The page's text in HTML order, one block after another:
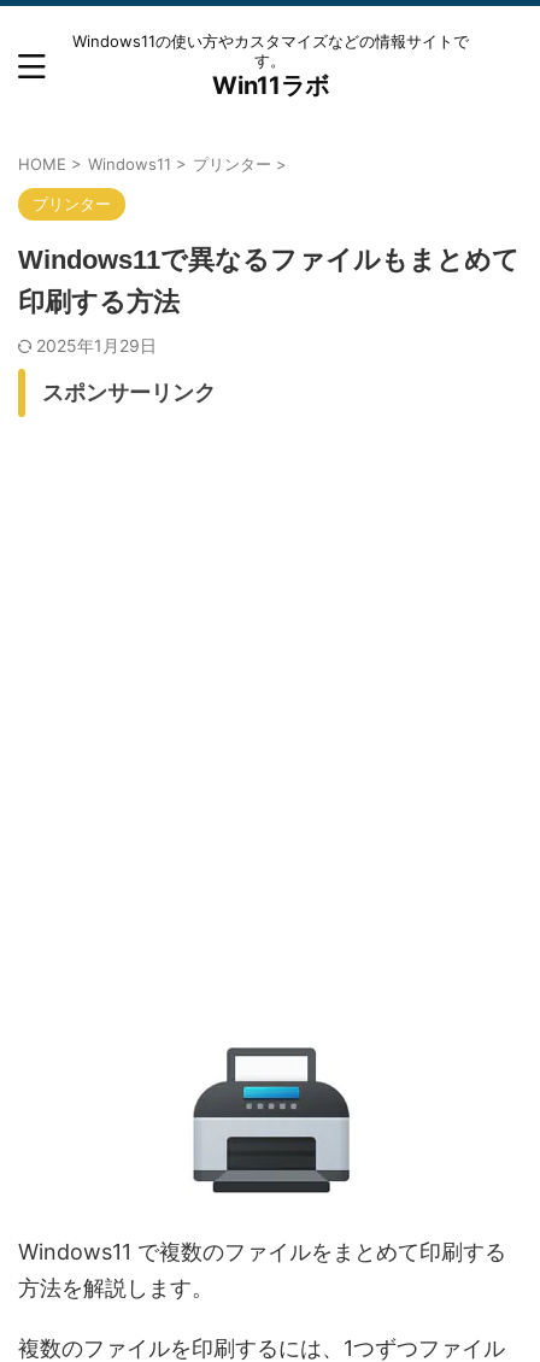
Windows11の使い方やカスタマイズなどの情報サイトで
す。
Win11ラボ
HOME > Windows11 > プリンター >
プリンター
Windows11で異なるファイルもまとめて
印刷する方法
2025年1月29日
スポンサーリンク
Windows11 で複数のファイルをまとめて印刷する
方法を解説します。
複数のファイルを印刷するには、1つずつファイル